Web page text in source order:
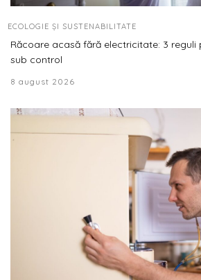
ECOLOGIE ȘI SUSTENABILITATE
Răcoare acasă fără electricitate: 3 reguli
sub control
8 august 2026